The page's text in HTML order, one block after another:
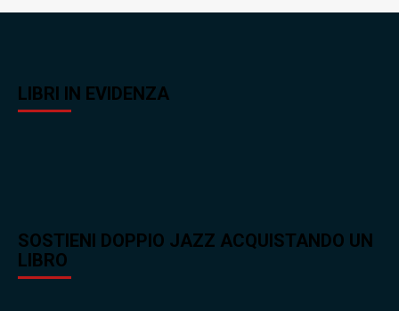
LIBRI IN EVIDENZA
SOSTIENI DOPPIO JAZZ ACQUISTANDO UN
LIBRO